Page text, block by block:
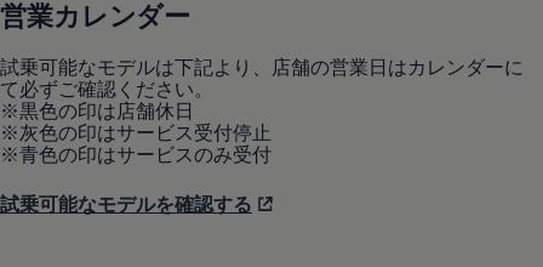
営業カレンダー
試乗可能なモデルは下記より、店舗の営業日はカレンダーに
て必ずご確認ください。
※黒色の印は店舗休日
※灰色の印はサービス受付停止
※青色の印はサービスのみ受付
試乗可能なモデルを確認する